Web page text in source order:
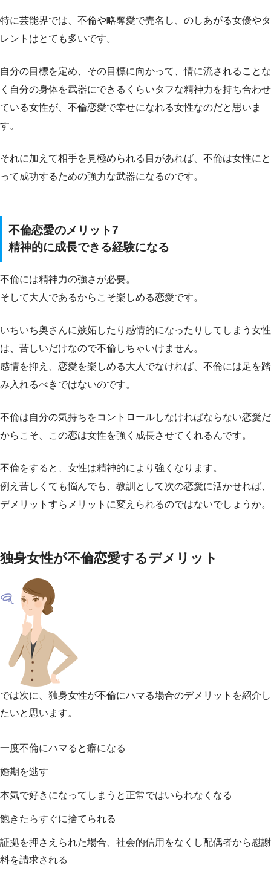
特に芸能界では、不倫や略奪愛で売名し、のしあがる女優やタ
レントはとても多いです。
自分の目標を定め、その目標に向かって、情に流されることな
く自分の身体を武器にできるくらいタフな精神力を持ち合わせ
ている女性が、不倫恋愛で幸せになれる女性なのだと思いま
す。
それに加えて相手を見極められる目があれば、不倫は女性にと
って成功するための強力な武器になるのです。
不倫恋愛のメリット7
精神的に成長できる経験になる
不倫には精神力の強さが必要。
そして大人であるからこそ楽しめる恋愛です。
いちいち奥さんに嫉妬したり感情的になったりしてしまう女性
は、苦しいだけなので不倫しちゃいけません。
感情を抑え、恋愛を楽しめる大人でなければ、不倫には足を踏
み入れるべきではないのです。
不倫は自分の気持ちをコントロールしなければならない恋愛だ
からこそ、この恋は女性を強く成長させてくれるんです。
不倫をすると、女性は精神的により強くなります。
例え苦しくても悩んでも、教訓として次の恋愛に活かせれば、
デメリットすらメリットに変えられるのではないでしょうか。
独身女性が不倫恋愛するデメリット
では次に、独身女性が不倫にハマる場合のデメリットを紹介し
たいと思います。
一度不倫にハマると癖になる
婚期を逃す
本気で好きになってしまうと正常ではいられなくなる
飽きたらすぐに捨てられる
証拠を押さえられた場合、社会的信用をなくし配偶者から慰謝
料を請求される